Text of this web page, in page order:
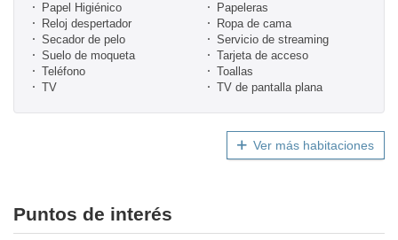
Papel Higiénico
Papeleras
Reloj despertador
Ropa de cama
Secador de pelo
Servicio de streaming
Suelo de moqueta
Tarjeta de acceso
Teléfono
Toallas
TV
TV de pantalla plana
Ver más habitaciones
Puntos de interés